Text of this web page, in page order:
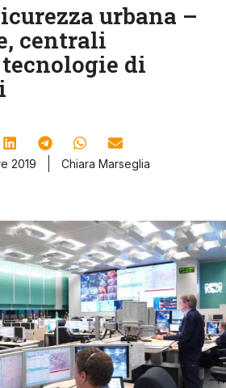
urbana –
centrali
di
2019
Chiara Marseglia